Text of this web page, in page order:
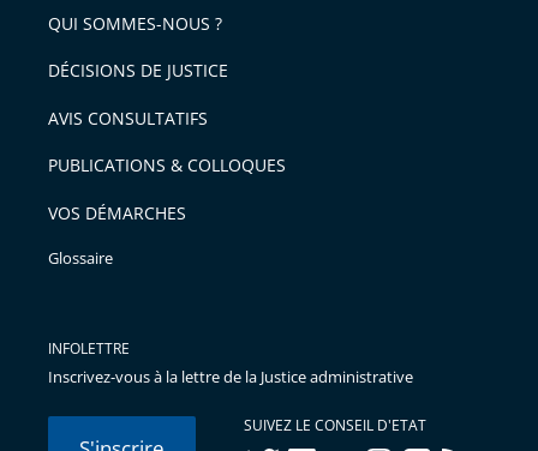
arriver
après
l'article
pour
avant
QUI SOMMES-NOUS ?
DÉCISIONS DE JUSTICE
AVIS CONSULTATIFS
PUBLICATIONS & COLLOQUES
VOS DÉMARCHES
Glossaire
INFOLETTRE
Inscrivez-vous à la lettre de la Justice administrative
SUIVEZ LE CONSEIL D'ETAT